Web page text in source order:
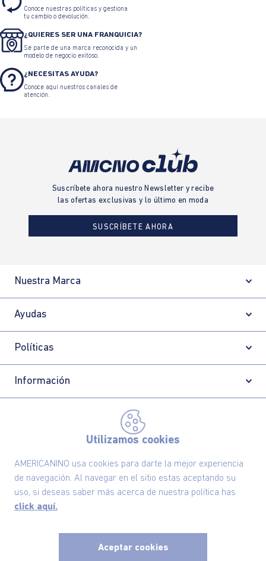
Utilizamos cookies
AMERICANINO usa cookies para darte la mejor experiencia
de navegación. Al navegar en el sitio estas aceptando su
uso, si deseas saber más acerca de nuestra política has
click aquí.
Aceptar cookies
Conoce nuestras políticas y gestiona
tu cambio o devolución.
¿QUIERES SER UNA FRANQUICIA?
Sé parte de una marca reconocida y un
modelo de negocio exitoso.
¿NECESITAS AYUDA?
Conoce aquí nuestros canales de
atención.
Suscríbete ahora nuestro Newsletter y recibe
las ofertas exclusivas y lo último en moda
SUSCRÍBETE AHORA
Nuestra Marca
Ayudas
Políticas
Información